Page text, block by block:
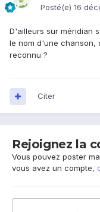
Posté(e) 16
D'ailleurs sur méridian
le nom d'une chanson,
reconnu ?
Citer
Rejoignez la
Vous pouvez poster
vous avez un compte,